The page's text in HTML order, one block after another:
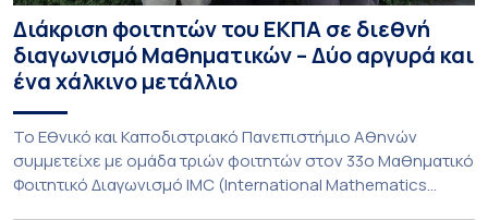
Διάκριση φοιτητών του ΕΚΠΑ σε διεθνή
διαγωνισμό Μαθηματικών – Δύο αργυρά και
ένα χάλκινο μετάλλιο
To Εθνικό και Καποδιστριακό Πανεπιστήμιο Αθηνών
συμμετείχε με ομάδα τριών φοιτητών στον 33ο Μαθηματικό
Φοιτητικό Διαγωνισμό IMC (International Mathematics